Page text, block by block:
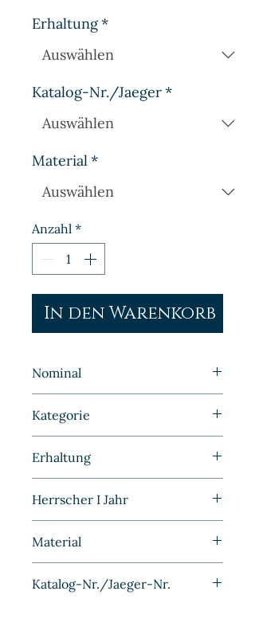
Erhaltung*
Katalog-Nr./Jaeger*
Material*
Anzahl *
In den Warenkorb
Nominal
Kategorie
Kaiserreich
Erhaltung
Herrscher I Jahr
Material
Katalog-Nr./Jaeger-Nr.